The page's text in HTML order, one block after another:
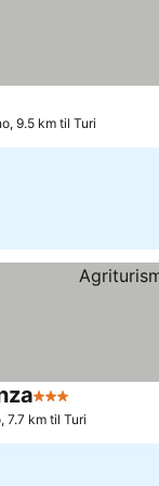
9.5 km til Turi
3 Stjerner
7.7 km til Turi